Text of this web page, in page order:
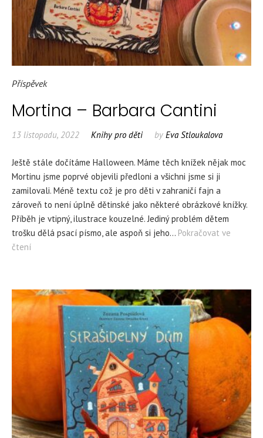
Příspěvek
Mortina – Barbara Cantini
13 listopadu, 2022 Knihy pro děti by Eva Stloukalova
Ještě stále dočítáme Halloween. Máme těch knížek nějak moc
Mortinu jsme poprvé objevili předloni a všichni jsme si ji
zamilovali. Méně textu což je pro děti v zahraničí fajn a
zároveň to není úplně dětinské jako některé obrázkové knížky.
Příběh je vtipný, ilustrace kouzelné. Jediný problém dětem
trošku dělá psací písmo, ale aspoň si jeho… Pokračovat ve
čtení